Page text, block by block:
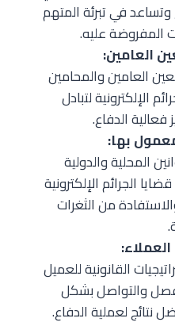
في تبرئة المتهم
المفروضة عليه.
العامين:
العامين والمحامين
الإلكترونية لتبادل
الدفاع.
بها:
المحلية والدولية
الجرائم الإلكترونية
من الثغرات
القانونية للعميل
والتواصل بشكل
نتائج لعملية الدفاع.